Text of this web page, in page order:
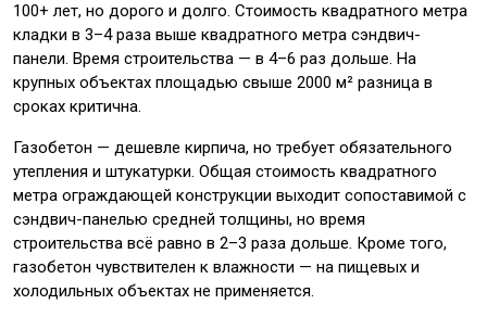
100+ лет, но дорого и долго. Стоимость квадратного метра
кладки в 3–4 раза выше квадратного метра сэндвич-
панели. Время строительства — в 4–6 раз дольше. На
крупных объектах площадью свыше 2000 м² разница в
сроках критична.
Газобетон — дешевле кирпича, но требует обязательного
утепления и штукатурки. Общая стоимость квадратного
метра ограждающей конструкции выходит сопоставимой с
сэндвич-панелью средней толщины, но время
строительства всё равно в 2–3 раза дольше. Кроме того,
газобетон чувствителен к влажности — на пищевых и
холодильных объектах не применяется.